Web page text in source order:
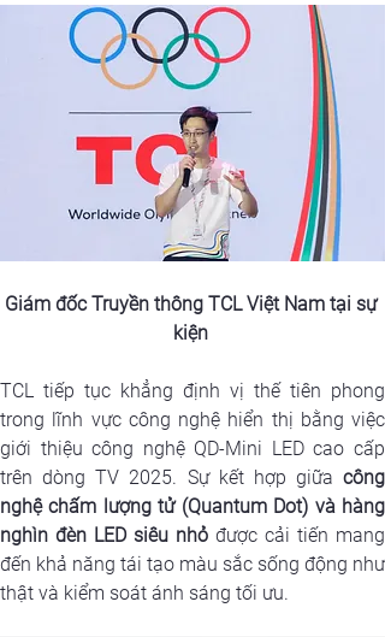
Giám đốc Truyền thông TCL Việt Nam tại sự
kiện
TCL tiếp tục khẳng định vị thế tiên phong
trong lĩnh vực công nghệ hiển thị bằng việc
giới thiệu công nghệ QD-Mini LED cao cấp
trên dòng TV 2025. Sự kết hợp giữa công
nghệ chấm lượng tử (Quantum Dot) và hàng
nghìn đèn LED siêu nhỏ được cải tiến mang
đến khả năng tái tạo màu sắc sống động như
thật và kiểm soát ánh sáng tối ưu.